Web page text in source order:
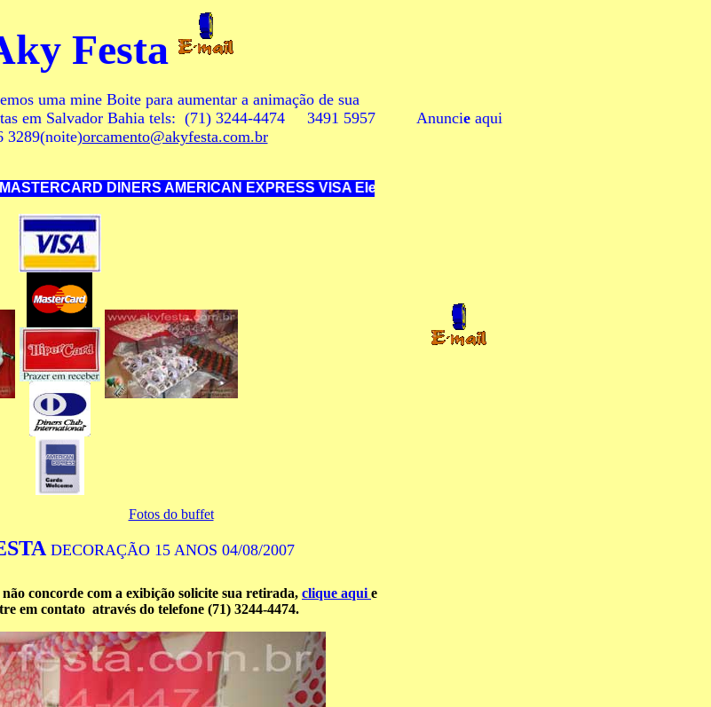
Festa
uma mine Boite para aumentar a animação de sua
em Salvador Bahia tels: (71) 3244-4474 3491 5957
orcamento@akyfesta.com.br
Anuncieaqui
DINERS AMERICAN EXPRESS VISA Electron
Fotos do buffet
DECORAÇÃO 15 ANOS 04/08/2007
concorde com a exibição solicite sua retirada, clique aqui e
em contato através do telefone (71) 3244-4474.